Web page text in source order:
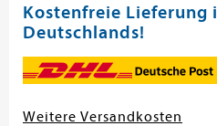
Kostenfreie Lieferung
Deutschlands!
Weitere Versandkosten